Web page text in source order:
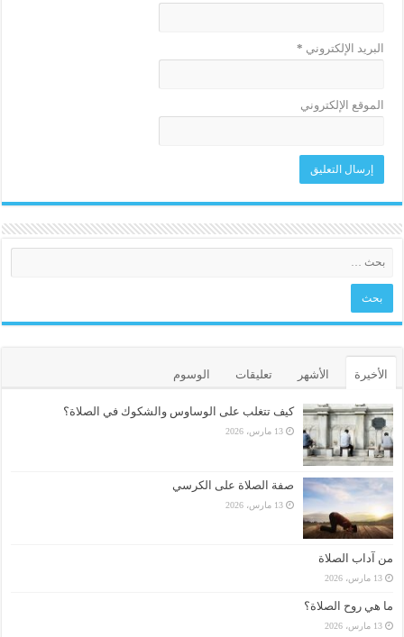
البريد الإلكتروني *
الموقع الإلكتروني
الأخيرة الأشهر تعليقات الوسوم
كيف تتغلب على الوساوس والشكوك في الصلاة؟
13 مارس، 2026
صفة الصلاة على الكرسي
13 مارس، 2026
من آداب الصلاة
13 مارس، 2026
ما هي روح الصلاة؟
13 مارس، 2026